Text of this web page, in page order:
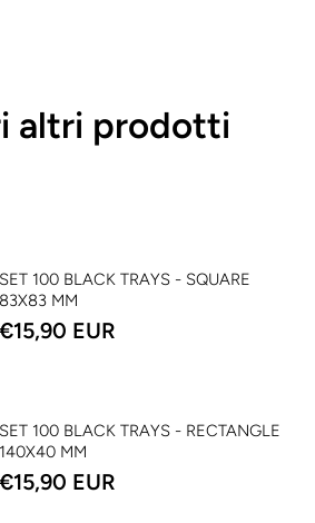
altri prodotti
SET 100 BLACK TRAYS - SQUARE
83X83 MM
€15,90 EUR
SET 100 BLACK TRAYS - RECTANGLE
140X40 MM
€15,90 EUR